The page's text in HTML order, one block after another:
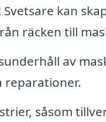
Svetsare kan
räcken till
av
reparationer.
såsom